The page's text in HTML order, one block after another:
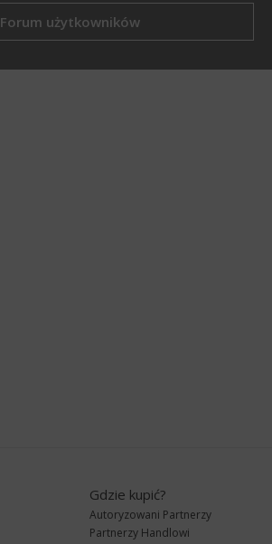
Forum użytkowników
Gdzie kupić?
Autoryzowani Partnerzy
Partnerzy Handlowi